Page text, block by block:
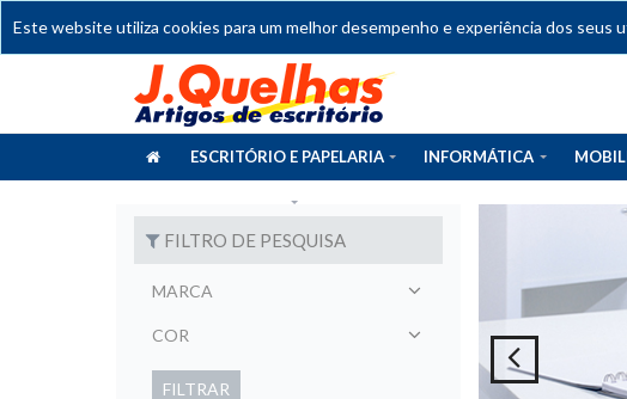
Este website utiliza cookies para um melhor desempenho e experiência dos seus
ESCRITÓRIO E PAPELARIA INFORMÁTICA
FILTRO DE PESQUISA
MARCA
COR
FILTRAR